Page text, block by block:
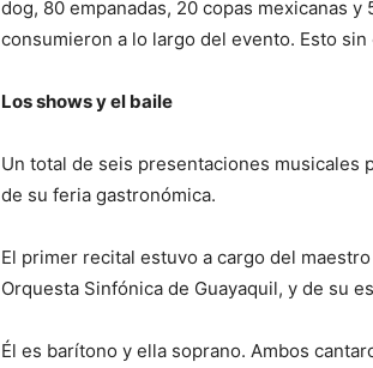
dog, 80 empanadas, 20 copas mexicanas
consumieron a lo largo del evento. Esto
Los shows y el baile
Un total de seis presentaciones musicales
de su feria gastronómica.
El primer recital estuvo a cargo del
Orquesta Sinfónica de Guayaquil, y de su
Él es barítono y ella soprano. Ambos